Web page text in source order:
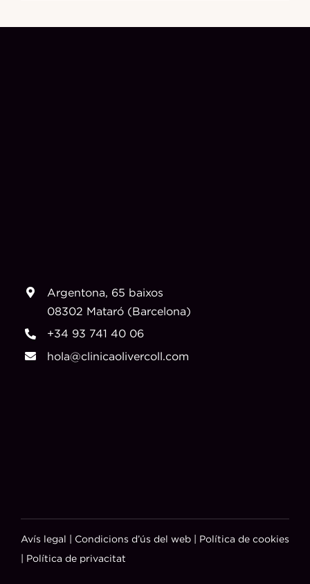
Argentona, 65 baixos
08302 Mataró (Barcelona)
+34 93 741 40 06
hola@clinicaolivercoll.com
Avís legal Condicions d’ús del web|
Política de cookies
Política de privacitat